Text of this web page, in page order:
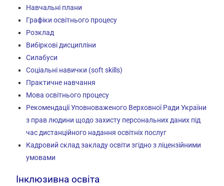
Навчальні плани
Графіки освітнього процесу
Розклад
Вибіркові дисципліни
Силабуси
Соціальні навички (soft skills)
Практичне навчання
Мова освітнього процесу
Рекомендації Уповноваженого Верховної Ради України
з прав людини щодо захисту персональних даних під
час дистанційного надання освітніх послуг
Кадровий склад закладу освіти згідно з ліцензійними
умовами
Інклюзивна освіта